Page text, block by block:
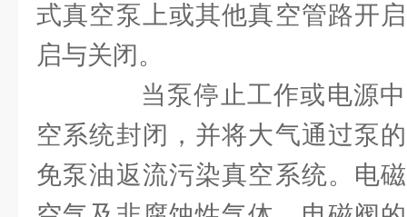
式真空泵上或其他真空管路开
启与关闭。
当泵停止工作或电源中
空系统封闭，并将大气通过泵
免泵油返流污染真空系统。电